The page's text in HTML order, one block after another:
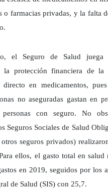
o farmacias privadas, y la falta
el Seguro de Salud juega
la protección financiera de la
en medicamentos,
no aseguradas gastan en
con seguro. No
Seguros Sociales de Salud
seguros privados)
ellos, el gasto total en salud
en 2019, seguidos por los
de Salud (SIS) con 25,7.